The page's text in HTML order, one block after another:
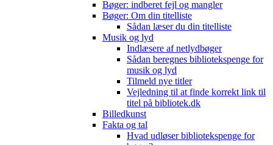
Bøger: indberet fejl og mangler
Bøger: Om din titelliste
Sådan læser du din titelliste
Musik og lyd
Indlæsere af netlydbøger
Sådan beregnes bibliotekspenge for
musik og lyd
Tilmeld nye titler
Vejledning til at finde korrekt link til
titel på bibliotek.dk
Billedkunst
Fakta og tal
Hvad udløser bibliotekspenge for